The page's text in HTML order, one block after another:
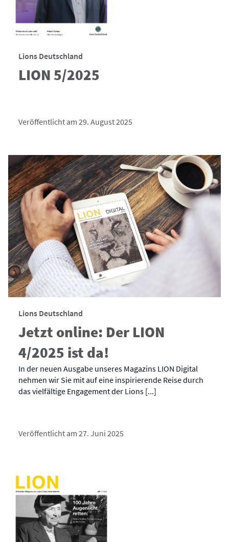
Lions Deutschland
LION 5/2025
Veröffentlicht am 29. August 2025
Lions Deutschland
Jetzt online: Der LION
4/2025 ist da!
In der neuen Ausgabe unseres Magazins LION Digital
nehmen wir Sie mit auf eine inspirierende Reise durch
das vielfältige Engagement der Lions [...]
Veröffentlicht am 27. Juni 2025